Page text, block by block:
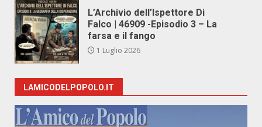
L’Archivio dell’Ispettore Di
Falco | 46909 -Episodio 3 – La
farsa e il fango
1 Luglio 2026
LAMICODELPOPOLO.IT